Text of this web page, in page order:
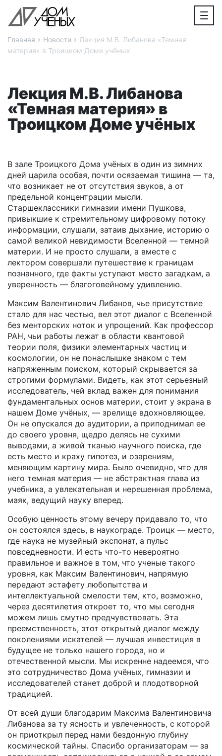
Главная › Новости › Лекция М.В. Либанова «Темная
материя» в Троицком Доме учёных
Лекция М.В. Либанова
«Темная материя» в
Троицком Доме учёных
В зале Троицкого Дома учёных в один из зимних
дней царила особая, почти осязаемая тишина — та,
что возникает не от отсутствия звуков, а от
предельной концентрации мысли.
Старшеклассники гимназии имени Пушкова,
привыкшие к стремительному цифровому потоку
информации, слушали, затаив дыхание, историю о
самой великой невидимости Вселенной — темной
материи. И не просто слушали, а вместе с
лектором совершали путешествие к границам
познанного, где факты уступают место загадкам, а
уверенность — благоговейному удивлению.
Максим Валентинович Либанов, чье присутствие
стало для нас честью, вел этот диалог с Вселенной
без менторских ноток и упрощений. Как профессор
РАН, чьи работы лежат в области квантовой
теории поля, физики элементарных частиц и
космологии, он не понаслышке знаком с тем
напряженным поиском, который скрывается за
строгими формулами. Видеть, как этот серьезный
исследователь, чей вклад важен для понимания
фундаментальных основ материи, стоит у экрана в
нашем Доме учёных, — зрелище вдохновляющее.
Он не опускался до аудитории, а приподнимал ее
до своего уровня, щедро делясь не сухими
выводами, а живой тканью научного поиска, где
есть место и краху гипотез, и озарениям,
меняющим картину мира. Было очевидно, что для
него темная материя — не абстрактная глава из
учебника, а увлекательная и нерешенная проблема,
маяк, ведущий науку вперед.
Особую ценность этому вечеру придавало то, что
он состоялся здесь, в наукограде. Троицк — место,
где наука не музейный экспонат, а пульс
повседневности. И есть что-то невероятно
правильное и важное в том, что ученые такого
уровня, как Максим Валентинович, напрямую
передают эстафету любопытства и
интеллектуальной смелости тем, кто, возможно,
через десятилетия откроет то, что мы сегодня
можем лишь смутно предчувствовать. Эта
преемственность, этот открытый диалог между
поколениями искателей — лучшая инвестиция в
будущее не только нашего города, но и
отечественной мысли. Мы искренне надеемся, что
это сотрудничество Дома учёных, гимназии и
исследователей станет доброй и плодотворной
традицией.
От всей души благодарим Максима Валентиновича
Либанова за ту ясность и увлеченность, с которой
он приоткрыл перед нами бездонную глубину
космической тайны. Спасибо организаторам — за